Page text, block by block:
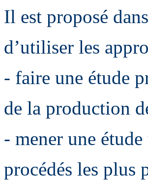
Il est proposé
d’utiliser les
- faire une étude
de la production
- mener une
procédés les plus